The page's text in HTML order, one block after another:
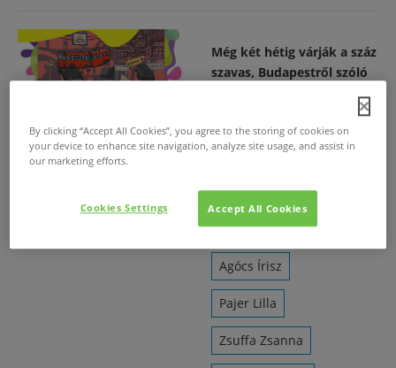
Még két hétig várják a száz
szavas, Budapestről szóló
Hamarosan lezárul a 100
Címlap Mindspace
Agócs Írisz
Pajer Lilla
Zsuffa Zsanna
By clicking “Accept All Cookies”, you agree to the storing of cookies on
your device to enhance site navigation, analyze site usage, and assist in
our marketing efforts.
Accept All Cookies
Cookies Settings